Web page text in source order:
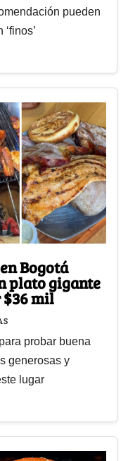
pueden
Bogotá
plato gigante
$36 mil
probar buena
generosas y
lugar